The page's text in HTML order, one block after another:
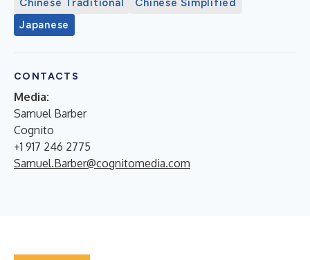
Chinese Traditional
Chinese Simplified
Japanese
CONTACTS
Media:
Samuel Barber
Cognito
+1 917 246 2775
Samuel.Barber@cognitomedia.com